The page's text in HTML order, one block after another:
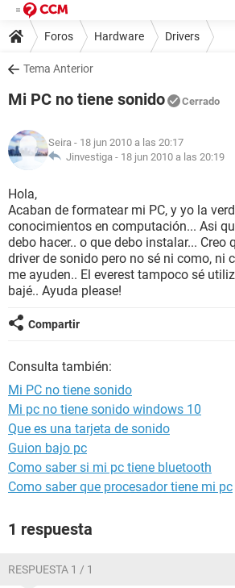
Foros Hardware Drivers
Tema Anterior
Mi PC no tiene sonido Cerrado
Seira - 18 jun 2010 a las 20:17
Jinvestiga - 18 jun 2010 a las 20:19
Hola,
Acaban de formatear mi PC, y yo la
conocimientos en computación... Asi
debo hacer.. o que debo instalar... Creo
driver de sonido pero no sé ni como, ni
me ayuden.. El everest tampoco sé
bajé.. Ayuda please!
Compartir
Consulta también:
Mi PC no tiene sonido
Mi pc no tiene sonido windows 10
Que es una tarjeta de sonido
Guion bajo pc
Como saber si mi pc tiene bluetooth
Como saber que procesador tiene mi pc
1 respuesta
RESPUESTA 1 / 1